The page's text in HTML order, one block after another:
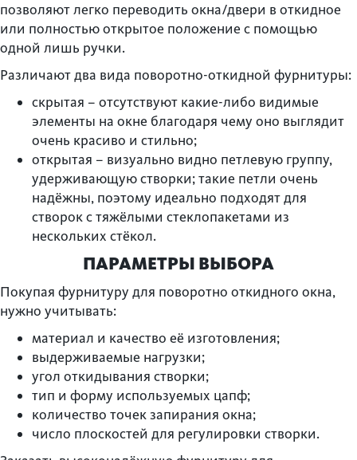
позволяют легко переводить окна/двери в откидное
или полностью открытое положение с помощью
одной лишь ручки.
Различают два вида поворотно-откидной фурнитуры:
скрытая – отсутствуют какие-либо видимые
элементы на окне благодаря чему оно выглядит
очень красиво и стильно;
открытая – визуально видно петлевую группу,
удерживающую створки; такие петли очень
надёжны, поэтому идеально подходят для
створок с тяжёлыми стеклопакетами из
нескольких стёкол.
ПАРАМЕТРЫ ВЫБОРА
Покупая фурнитуру для поворотно откидного окна,
нужно учитывать:
материал и качество её изготовления;
выдерживаемые нагрузки;
угол откидывания створки;
тип и форму используемых цапф;
количество точек запирания окна;
число плоскостей для регулировки створки.